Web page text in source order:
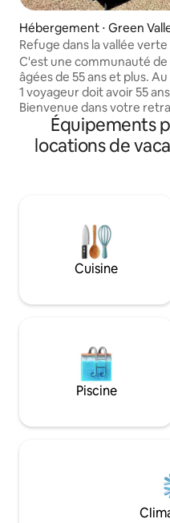
Hébergement ⋅ Green
Refuge dans la vallée
les commodités
C'est une communauté
âgées de 55 ans et plus.
1 voyageur doit avoir 55
Bienvenue dans votre
Green Valley ! Cette suite
spacieuse dispose de tout
avez besoin pour passer
pour une tranquillité
les amateurs de neige, les
toute personne souhaitant
loin de chez elle dans la
Demandez à réserver
Équipements
locations de
Cuisine
Piscine